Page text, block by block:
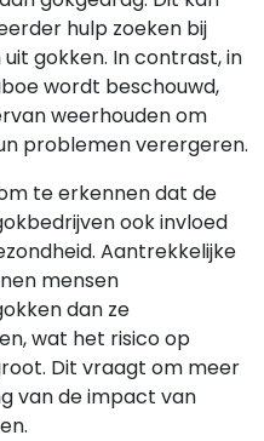
hulp zoeken bij
gokken. In contrast, in
wordt beschouwd,
weerhouden om
problemen verergeren.
te erkennen dat de
ook invloed
Aantrekkelijke
mensen
dan ze
wat het risico op
Dit vraagt om meer
van de impact van